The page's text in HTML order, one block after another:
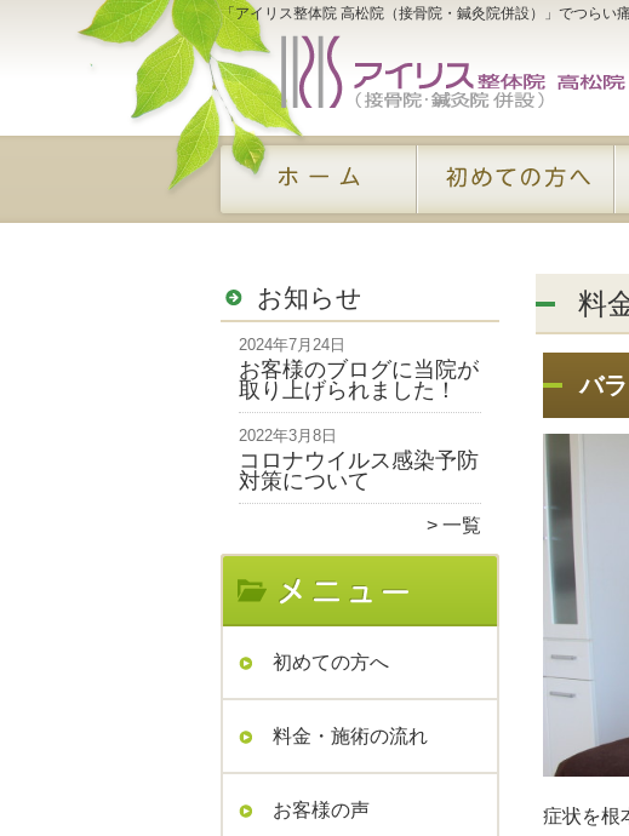
「アイリス整体院 高松院（接骨院・鍼灸院併設）」でつらい
お知らせ
2024年7月24日
お客様のブログに当院が
取り上げられました！
2022年3月8日
コロナウイルス感染予防
対策について
一覧
初めての方へ
料金・施術の流れ
お客様の声
料
バ
症状を根